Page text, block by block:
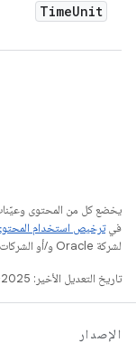
TimeUnit
يخضع كل من المحتوى
فيترخيص استخدام
لشركة Oracle و/أو الشركات التابعة لها.
تاريخ التعديل الأخير: 2025-12-04 (حسب التوقيت العالمي المتفَّق عليه)
الإصدار